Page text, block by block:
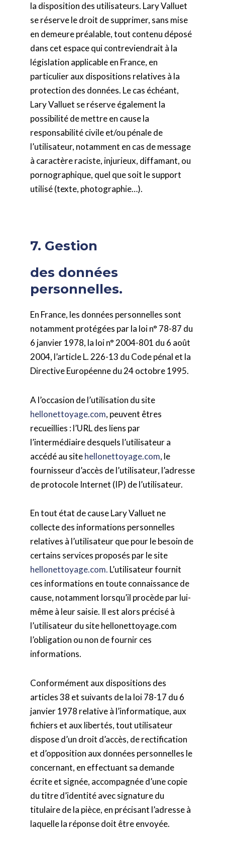
la disposition des utilisateurs. Lary Valluet
se réserve le droit de supprimer, sans mise
en demeure préalable, tout contenu déposé
dans cet espace qui contreviendrait à la
législation applicable en France, en
particulier aux dispositions relatives à la
protection des données. Le cas échéant,
Lary Valluet se réserve également la
possibilité de mettre en cause la
responsabilité civile et/ou pénale de
l’utilisateur, notamment en cas de message
à caractère raciste, injurieux, diffamant, ou
pornographique, quel que soit le support
utilisé (texte, photographie…).
7. Gestion
des données
personnelles.
En France, les données personnelles sont
notamment protégées par la loi n° 78-87 du
6 janvier 1978, la loi n° 2004-801 du 6 août
2004, l’article L. 226-13 du Code pénal et la
Directive Européenne du 24 octobre 1995.
A l’occasion de l’utilisation du site
hellonettoyage.com, peuvent êtres
recueillies : l’URL des liens par
l’intermédiaire desquels l’utilisateur a
accédé au sitehellonettoyage.com, le
fournisseur d’accès de l’utilisateur, l’adresse
de protocole Internet (IP) de l’utilisateur.
En tout état de cause Lary Valluet ne
collecte des informations personnelles
relatives à l’utilisateur que pour le besoin de
certains services proposés par le site
hellonettoyage.com. L’utilisateur fournit
ces informations en toute connaissance de
cause, notamment lorsqu’il procède par lui-
même à leur saisie. Il est alors précisé à
l’utilisateur du site hellonettoyage.com
l’obligation ou non de fournir ces
informations.
Conformément aux dispositions des
articles 38 et suivants de la loi 78-17 du 6
janvier 1978 relative à l’informatique, aux
fichiers et aux libertés, tout utilisateur
dispose d’un droit d’accès, de rectification
et d’opposition aux données personnelles le
concernant, en effectuant sa demande
écrite et signée, accompagnée d’une copie
du titre d’identité avec signature du
titulaire de la pièce, en précisant l’adresse à
laquelle la réponse doit être envoyée.